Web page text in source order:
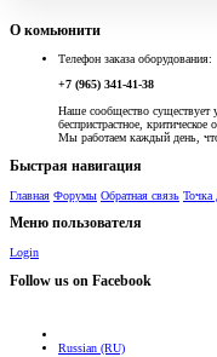
О комьюнити
Телефон заказа оборудования:
+7 (965) 341-41-38
Наше сообщество существует
беспристрастное,
Мы работаем каждый день,
Быстрая навигация
Главная Форумы Обратная связь Точка
Меню пользователя
Login
Follow us on Facebook
Russian (RU)